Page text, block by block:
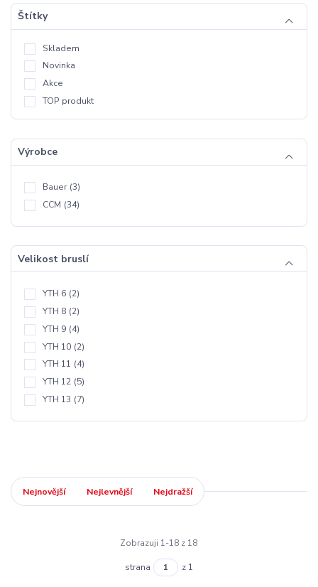
Štítky
Skladem
Novinka
Akce
TOP produkt
Výrobce
Bauer (3)
CCM (34)
Velikost bruslí
YTH 6 (2)
YTH 8 (2)
YTH 9 (4)
YTH 10 (2)
YTH 11 (4)
YTH 12 (5)
YTH 13 (7)
Nejnovější Nejlevnější Nejdražší
Zobrazuji 1-18 z 18
strana z 1